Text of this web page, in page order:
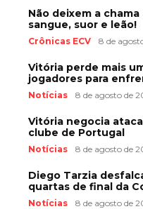
Não deixem a
sangue, suor e leão!
Crônicas ECV 8 de
Vitória perde mais
jogadores para
Notícias 8 de agosto de
Vitória negocia
clube de Portugal
Notícias 8 de agosto de
Diego Tarzia
quartas de final da
Notícias 8 de agosto de